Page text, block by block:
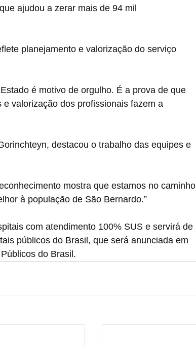
ajudou a zerar mais de 94 mil
planejamento e valorização do serviço
é motivo de orgulho. É a prova de que
valorização dos profissionais fazem a
destacou o trabalho das equipes e
mostra que estamos no caminho
à população de São Bernardo.”
com atendimento 100% SUS e servirá de
públicos do Brasil, que será anunciada em
do Brasil.